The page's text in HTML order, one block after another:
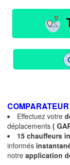
Effectuez votre
déplacements (
15 chauffeurs
informés
notre application